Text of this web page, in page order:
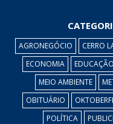
AGRONEGÓCIO CERRO
ECONOMIA
EDUCAÇÃO
MEIO AMBIENTE
OBITUÁRIO
POLÍTICA